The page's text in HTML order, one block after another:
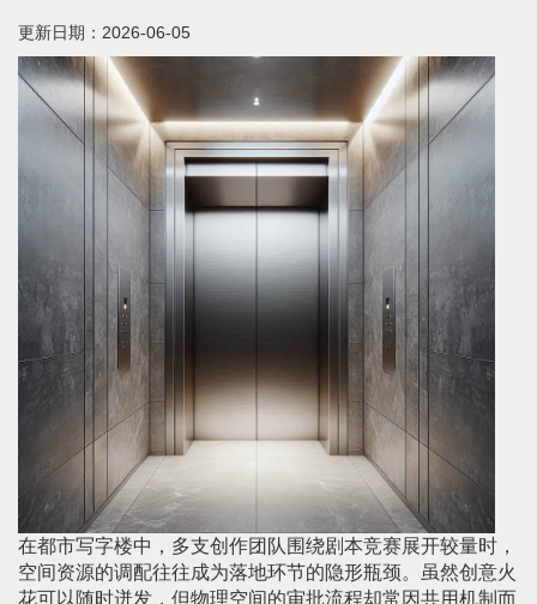
更新日期： 2026-06-05
在都市写字楼中，多支创作团队围绕剧本竞赛展开较量时，
空间资源的调配往往成为落地环节的隐形瓶颈。虽然创意火
花可以随时迸发，但物理空间的审批流程却常因共用机制而